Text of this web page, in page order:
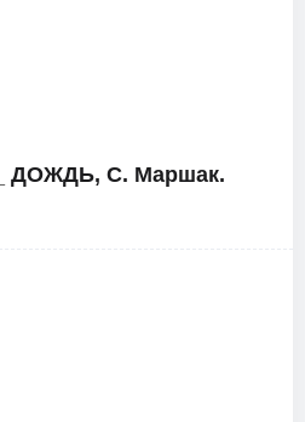
ДОЖДЬ, С. Маршак.